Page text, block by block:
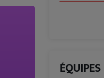
ÉQUIPES